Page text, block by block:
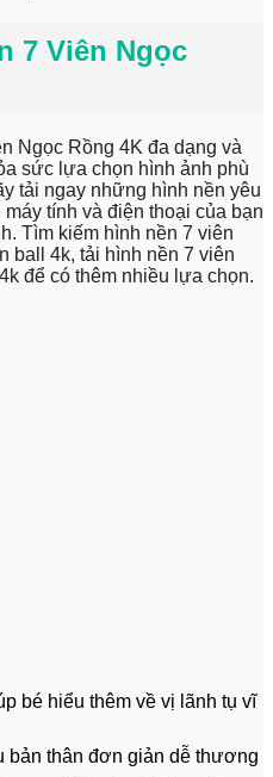
7 Viên Ngọc
Ngọc Rồng 4K đa dạng và
sức lựa chọn hình ảnh phù
tải ngay những hình nền yêu
tính và điện thoại của bạn
Tìm kiếm hình nền 7 viên
ball 4k, tải hình nền 7 viên
để có thêm nhiều lựa chọn.
bé hiểu thêm về vị lãnh tụ vĩ
bản thân đơn giản dễ thương